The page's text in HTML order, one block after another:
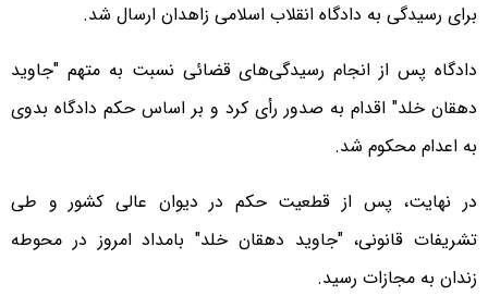
برای رسیدگی به دادگاه انقلاب اسلامی زاهدان ارسال شد.
دادگاه پس از انجام رسیدگی‌های قضائی نسبت به متهم "جاوید
دهقان خلد" اقدام به صدور رأی کرد و بر اساس حکم دادگاه بدوی
به اعدام محکوم شد.
در نهایت، پس از قطعیت حکم در دیوان عالی کشور و طی
تشریفات قانونی، "جاوید دهقان خلد" بامداد امروز در محوطه
زندان به مجازات رسید.